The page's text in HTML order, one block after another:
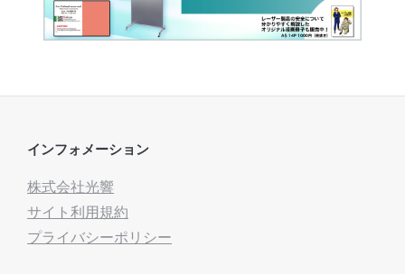
インフォメーション
株式会社光響
サイト利用規約
プライバシーポリシー